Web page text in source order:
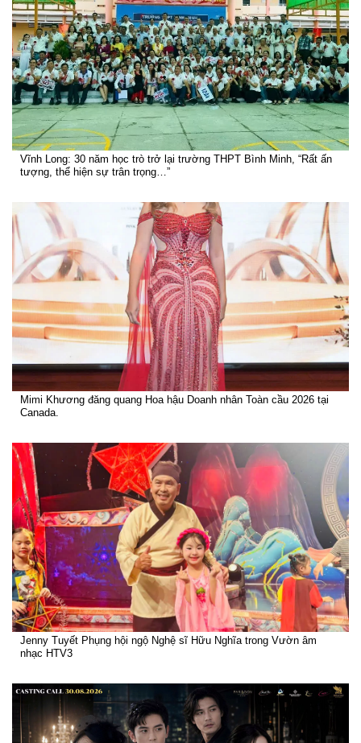
Vĩnh Long: 30 năm học trò trở lại trường THPT Bình Minh, “Rất ấn
tượng, thể hiện sự trân trọng…”
Mimi Khương đăng quang Hoa hậu Doanh nhân Toàn cầu 2026 tại
Canada.
Jenny Tuyết Phụng hội ngộ Nghệ sĩ Hữu Nghĩa trong Vườn âm
nhạc HTV3